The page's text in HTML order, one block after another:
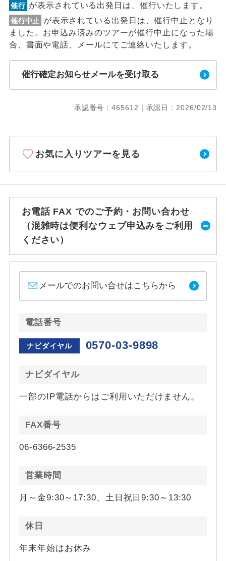
催行 が表示されている出発日は、催行いたします。
催行中止
が表示されている出発日は、催行中止となり
ました。お申込み済みのツアーが催行中止になった場
合、書面や電話、メールにてご連絡いたします。
催行確定お知らせメールを受け取る
承認番号：465612｜承認日：2026/02/13
お気に入りツアーを見る
お電話 FAX でのご予約・お問い合わせ
（混雑時は便利なウェブ申込みをご利用
ください）
メールでのお問い合せはこちらから
電話番号
ナビダイヤル 0570-03-9898
ナビダイヤル
一部のIP電話からはご利用いただけません。
FAX番号
06-6366-2535
営業時間
月～金9:30～17:30、土日祝日9:30～13:30
休日
年末年始はお休み